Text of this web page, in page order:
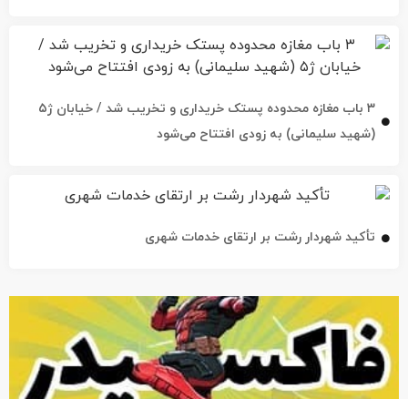
۳ باب مغازه محدوده پستک خریداری و تخریب شد / خیابان ژ۵
(شهید سلیمانی) به زودی افتتاح می‌شود
تأکید شهردار رشت بر ارتقای خدمات شهری